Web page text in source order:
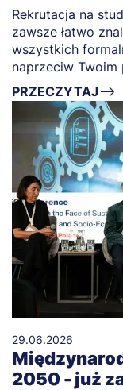
Rekrutacja na
zawsze łatwo
wszystkich
naprzeciw Twoim
PRZECZYTAJ
29.06.2026
2050 - już